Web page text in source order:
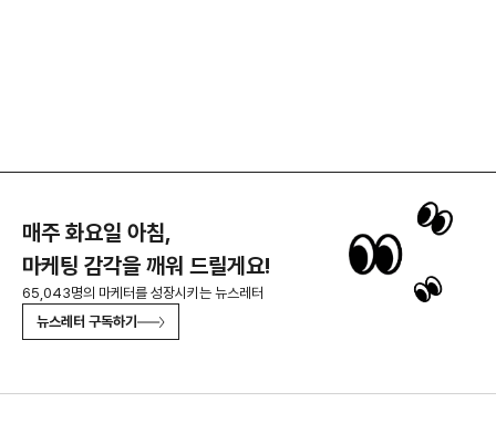
매주 화요일 아침,
마케팅 감각을 깨워 드릴게요!
65,043명의 마케터를 성장시키는 뉴스레터
뉴스레터 구독하기